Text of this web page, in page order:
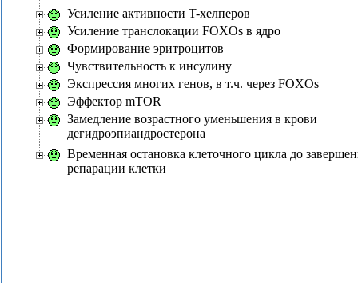
Усиление активности T-хелперов
Усиление транслокации FOXOs в ядро
Формирование эритроцитов
Чувствительность к инсулину
Экспрессия многих генов, в т.ч. через FOXOs
Эффектор mTOR
Замедление возрастного уменьшения в крови
дегидроэпиандростерона
Временная остановка клеточного цикла до
репарации клетки